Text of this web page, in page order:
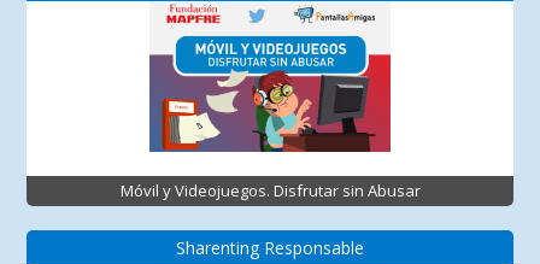
Móvil y Videojuegos. Disfrutar sin Abusar
Sharenting Responsable